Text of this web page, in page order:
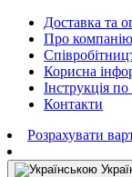
Доставка та
Про компанію
Корисна
Інструкція
Контакти
Розрахувати